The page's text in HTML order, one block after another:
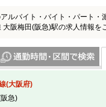
ルバイト・バイト・パート・
阪梅田(阪急)駅の求人情報を
(大阪府)
急)